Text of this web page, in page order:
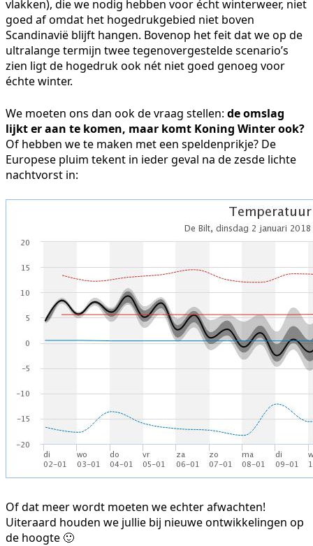
vlakken), die we nodig hebben voor écht winterweer, niet
goed af omdat het hogedrukgebied niet boven
Scandinavië blijft hangen. Bovenop het feit dat we op de
ultralange termijn twee tegenovergestelde scenario’s
zien ligt de hogedruk ook nét niet goed genoeg voor
échte winter.
We moeten ons dan ook de vraag stellen: de omslag
lijkt er aan te komen, maar komt Koning Winter ook?
Of hebben we te maken met een speldenprikje? De
Europese pluim tekent in ieder geval na de zesde lichte
nachtvorst in:
Of dat meer wordt moeten we echter afwachten!
Uiteraard houden we jullie bij nieuwe ontwikkelingen op
de hoogte 🙂